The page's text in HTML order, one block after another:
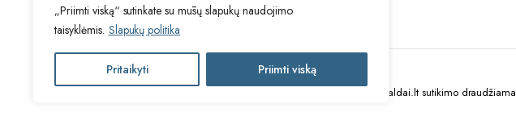
„Priimti viską“ sutinkate su mūsų slapukų naudojimo
taisyklėmis. Slapukų politika
Pritaikyti Priimti viską
2024 © Visos teisės saugomos. Be TauBaldai.lt sutikimo